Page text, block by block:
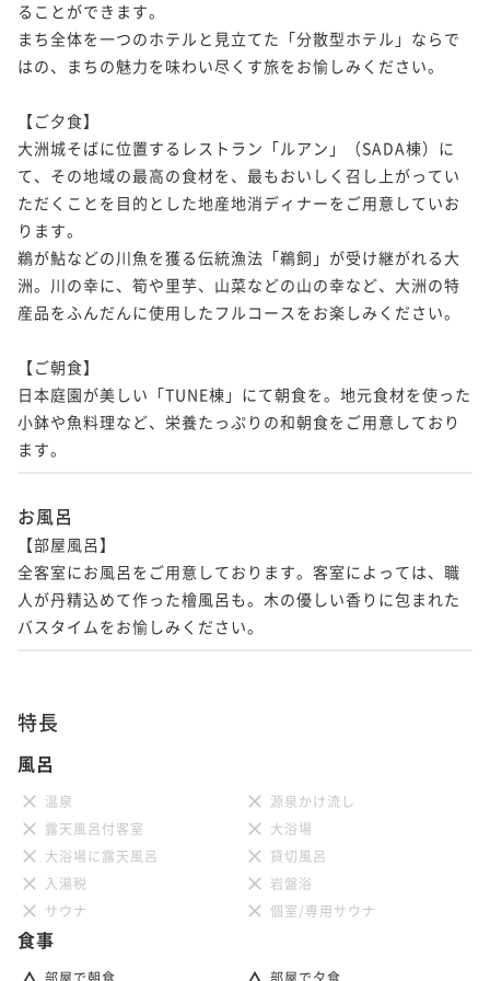
ることができます。
まち全体を一つのホテルと見立てた「分散型ホテル」ならで
はの、まちの魅力を味わい尽くす旅をお愉しみください。
【ご夕食】
大洲城そばに位置するレストラン「ルアン」（SADA棟）に
て、その地域の最高の食材を、最もおいしく召し上がってい
ただくことを目的とした地産地消ディナーをご用意していお
ります。
鵜が鮎などの川魚を獲る伝統漁法「鵜飼」が受け継がれる大
洲。川の幸に、筍や里芋、山菜などの山の幸など、大洲の特
産品をふんだんに使用したフルコースをお楽しみください。
【ご朝食】
日本庭園が美しい「TUNE棟」にて朝食を。地元食材を使った
小鉢や魚料理など、栄養たっぷりの和朝食をご用意しており
ます。
お風呂
【部屋風呂】
全客室にお風呂をご用意しております。客室によっては、職
人が丹精込めて作った檜風呂も。木の優しい香りに包まれた
バスタイムをお愉しみください。
特長
風呂
温泉
源泉かけ流し
露天風呂付客室
大浴場
大浴場に露天風呂
貸切風呂
入湯税
岩盤浴
サウナ
個室/専用サウナ
食事
部屋で朝食 部屋で夕食